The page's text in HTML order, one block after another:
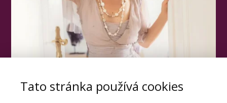
Tato stránka používá cookies